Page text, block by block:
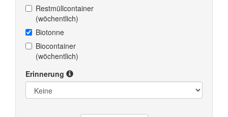
Restmüllcontainer
(wöchentlich)
Biotonne
Biocontainer
(wöchentlich)
Erinnerung